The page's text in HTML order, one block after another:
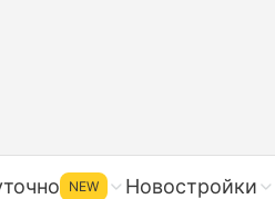
NEW Новостройки